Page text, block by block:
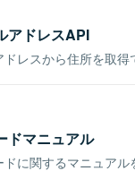
アドレスAPI
レスから住所を取得
ドマニュアル
に関するマニュアル